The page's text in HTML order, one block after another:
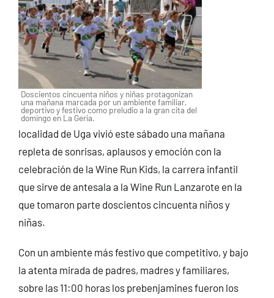
Doscientos cincuenta niños y niñas protagonizan
una mañana marcada por un ambiente familiar,
deportivo y festivo como preludio a la gran cita del
domingo en La Geria.
localidad de Uga vivió este sábado una mañana
repleta de sonrisas, aplausos y emoción con la
celebración de la Wine Run Kids, la carrera infantil
que sirve de antesala a la Wine Run Lanzarote en la
que tomaron parte doscientos cincuenta niños y
niñas.
Con un ambiente más festivo que competitivo, y bajo
la atenta mirada de padres, madres y familiares,
sobre las 11:00 horas los prebenjamines fueron los